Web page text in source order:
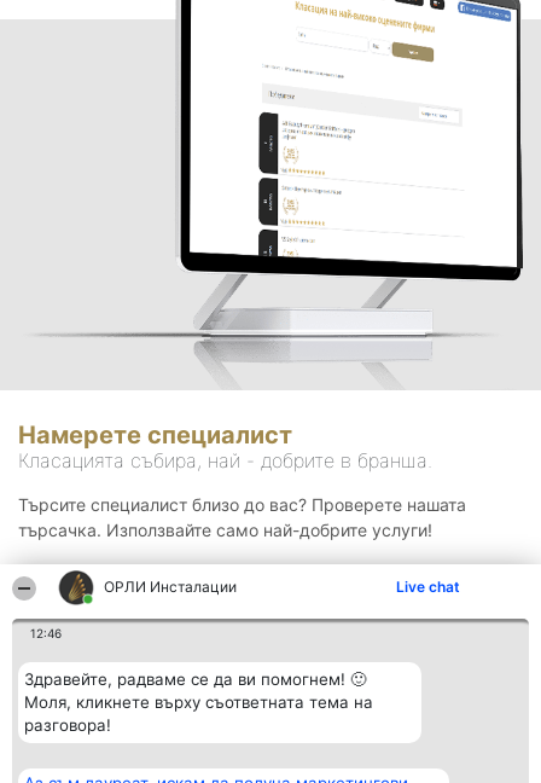
ОРЛИ Инсталации Live chat
12:46
Здравейте, радваме се да ви помогнем! 🙂
Моля, кликнете върху съответната тема на
разговора!
Намерете специалист
Класацията събира, най - добрите в бранша.
Търсите специалист близо до вас? Проверете нашата
търсачка. Използвайте само най-добрите услуги!